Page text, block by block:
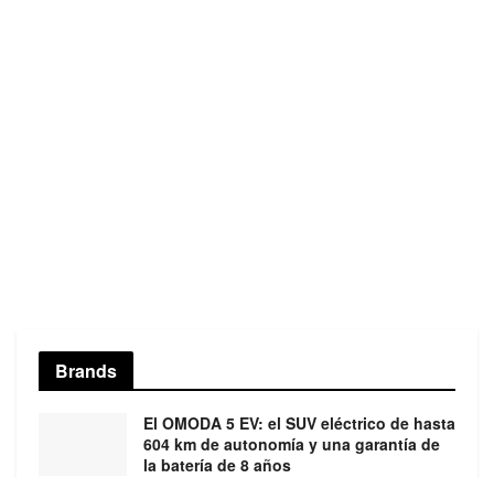
Brands
El OMODA 5 EV: el SUV eléctrico de hasta
604 km de autonomía y una garantía de
la batería de 8 años